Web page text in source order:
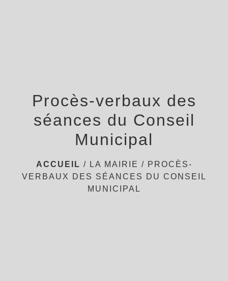
Procès-verbaux des
séances du Conseil
Municipal
ACCUEIL / LA MAIRIE / PROCÈS-
VERBAUX DES SÉANCES DU CONSEIL
MUNICIPAL